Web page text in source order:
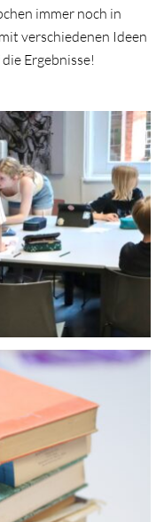
immer noch in
verschiedenen Ideen
Ergebnisse!